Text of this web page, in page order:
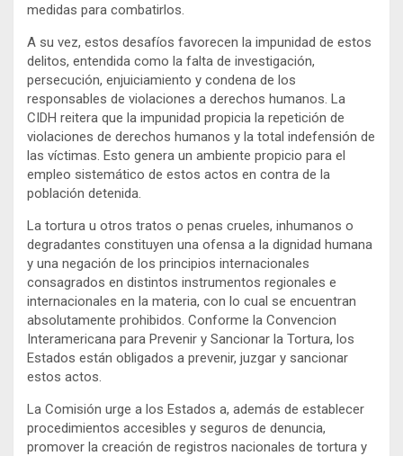
medidas para combatirlos.
A su vez, estos desafíos favorecen la impunidad de estos
delitos, entendida como la falta de investigación,
persecución, enjuiciamiento y condena de los
responsables de violaciones a derechos humanos. La
CIDH reitera que la impunidad propicia la repetición de
violaciones de derechos humanos y la total indefensión de
las víctimas. Esto genera un ambiente propicio para el
empleo sistemático de estos actos en contra de la
población detenida.
La tortura u otros tratos o penas crueles, inhumanos o
degradantes constituyen una ofensa a la dignidad humana
y una negación de los principios internacionales
consagrados en distintos instrumentos regionales e
internacionales en la materia, con lo cual se encuentran
absolutamente prohibidos. Conforme la Convencion
Interamericana para Prevenir y Sancionar la Tortura, los
Estados están obligados a prevenir, juzgar y sancionar
estos actos.
La Comisión urge a los Estados a, además de establecer
procedimientos accesibles y seguros de denuncia,
promover la creación de registros nacionales de tortura y